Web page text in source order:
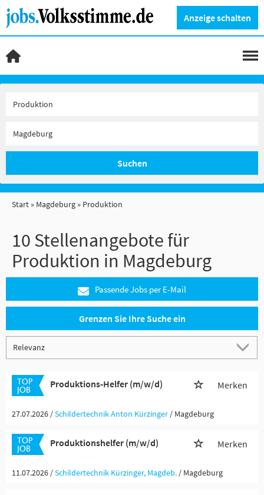
Anzeige schalten
Suchen
Start Magdeburg Produktion
10 Stellenangebote für
Produktion in Magdeburg
Passende Jobs per E-Mail
Grenzen Sie Ihre Suche ein
Produktions-Helfer (m/w/d) Merken
27.07.2026 /Schildertechnik Anton Kürzinger / Magdeburg
Produktionshelfer (m/w/d) Merken
11.07.2026 /Schildertechnik Kürzinger, Magdeb. / Magdeburg